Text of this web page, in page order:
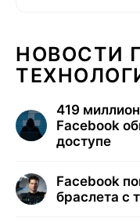
НОВОСТИ
419
Facebook
доступе
Facebook
браслета с